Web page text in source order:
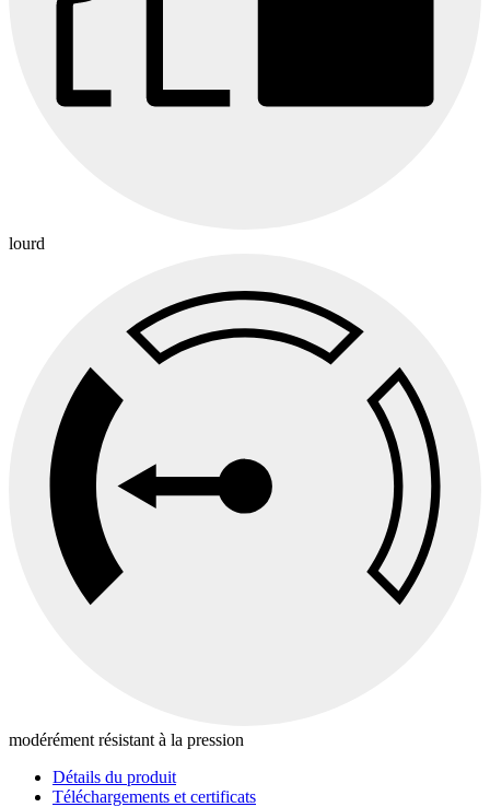
lourd
modérément résistant à la pression
Détails du produit
Téléchargements et certificats